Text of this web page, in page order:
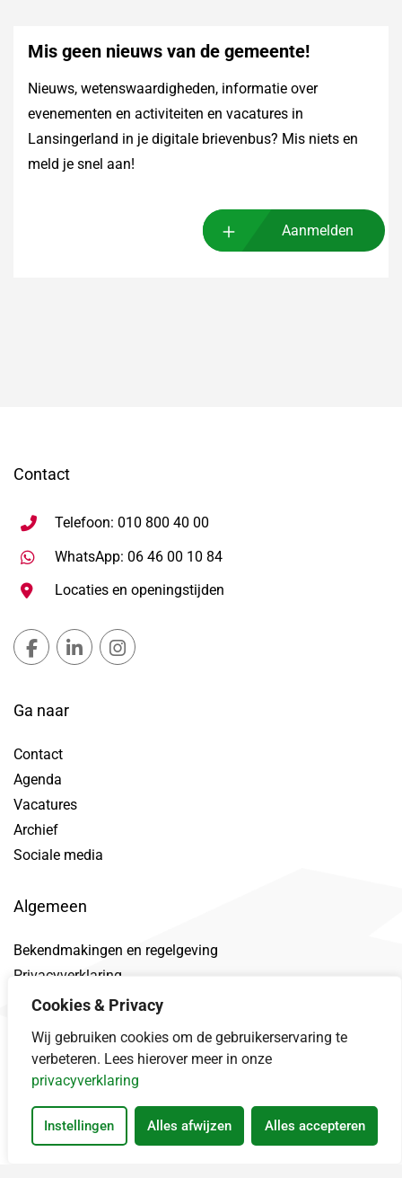
Cookies & Privacy
Wij gebruiken cookies om de gebruikerservaring te
verbeteren. Lees hierover meer in onze
privacyverklaring
Instellingen Alles afwijzen Alles accepteren
Mis geen nieuws van de gemeente!
Nieuws, wetenswaardigheden, informatie over
evenementen en activiteiten en vacatures in
Lansingerland in je digitale brievenbus? Mis niets en
meld je snel aan!
Aanmelden
Contact
Telefoon: 010 800 40 00
WhatsApp: 06 46 00 10 84Stuur WhatsApp bericht,
Locaties en openingstijden
Gemeente Lansingerland Facebook, opent in nieuw
Gemeente Lansingerland LinkedIn, opent in
Ga naar
Contact
Agenda
Vacatures
Archief
Sociale media
Algemeen
Bekendmakingen en regelgeving
Privacyverklaring
Toegankelijkheidsverklaring
Datalek